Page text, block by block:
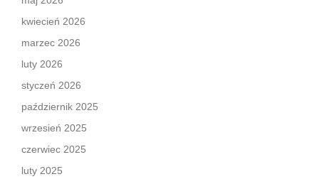
kwiecień 2026
marzec 2026
luty 2026
styczeń 2026
październik 2025
wrzesień 2025
czerwiec 2025
luty 2025